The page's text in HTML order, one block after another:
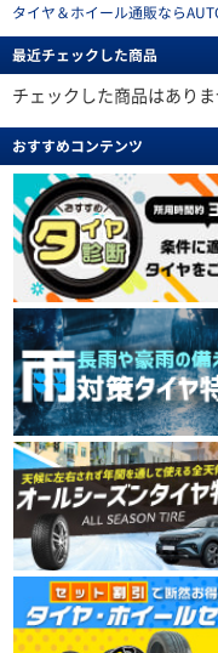
タイヤ＆ホイール通販なら
最近チェックした商品
チェックした商品はありま
おすすめコンテンツ